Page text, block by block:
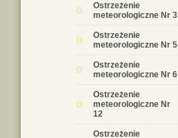
Ostrzeżenie
meteorologiczne Nr 3
Ostrzeżenie
meteorologiczne Nr 5
Ostrzeżenie
meteorologiczne Nr 6
Ostrzeżenie
meteorologiczne Nr
12
Ostrzeżenie